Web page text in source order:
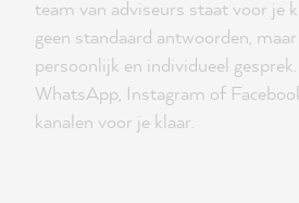
team van adviseurs staat voor je
geen standaard antwoorden,
persoonlijk en individueel
WhatsApp, Instagram of
kanalen voor je klaar.